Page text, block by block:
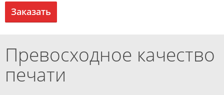
Заказать
Превосходное качество
печати